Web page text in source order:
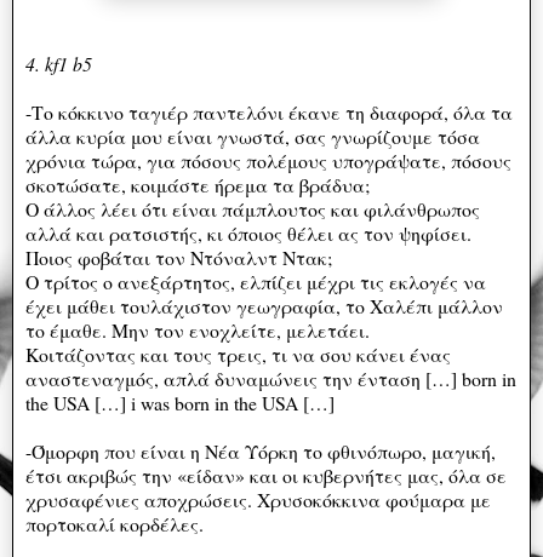
4. kf1 b5
-Το κόκκινο ταγιέρ παντελόνι έκανε τη διαφορά, όλα τα
άλλα κυρία μου είναι γνωστά, σας γνωρίζουμε τόσα
χρόνια τώρα, για πόσους πολέμους υπογράψατε, πόσους
σκοτώσατε, κοιμάστε ήρεμα τα βράδυα;
Ο άλλος λέει ότι είναι πάμπλουτος και φιλάνθρωπος
αλλά και ρατσιστής, κι όποιος θέλει ας τον ψηφίσει.
Ποιος φοβάται τον Ντόναλντ Ντακ;
Ο τρίτος ο ανεξάρτητος, ελπίζει μέχρι τις εκλογές να
έχει μάθει τουλάχιστον γεωγραφία, το Χαλέπι μάλλον
το έμαθε. Μην τον ενοχλείτε, μελετάει.
Κοιτάζοντας και τους τρεις, τι να σου κάνει ένας
αναστεναγμός, απλά δυναμώνεις την ένταση […] born in
the USA […] i was born in the USA […]
-Όμορφη που είναι η Νέα Υόρκη το φθινόπωρο, μαγική,
έτσι ακριβώς την «είδαν» και οι κυβερνήτες μας, όλα σε
χρυσαφένιες αποχρώσεις. Χρυσοκόκκινα φούμαρα με
πορτοκαλί κορδέλες.